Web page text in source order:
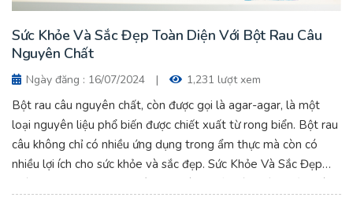
Sức Khỏe Và Sắc Đẹp Toàn Diện Với Bột Rau Câu
Nguyên Chất
Ngày đăng : 16/07/2024 | 1,231 lượt xem
Bột rau câu nguyên chất, còn được gọi là agar-agar, là một
loại nguyên liệu phổ biến được chiết xuất từ rong biển. Bột rau
câu không chỉ có nhiều ứng dụng trong ẩm thực mà còn có
nhiều lợi ích cho sức khỏe và sắc đẹp. Sức Khỏe Và Sắc Đẹp